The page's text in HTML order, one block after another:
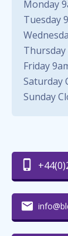
Monday
Tuesday
Thursday
Friday
Saturday
Sunday